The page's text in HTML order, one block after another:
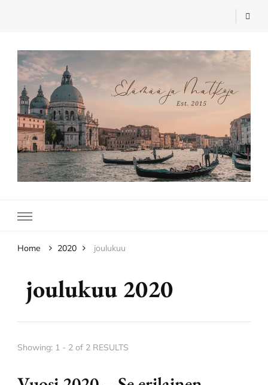
Elämää ja Matkoja
Home 2020 joulukuu
joulukuu 2020
Showing: 1 - 2 of 2 RESULTS